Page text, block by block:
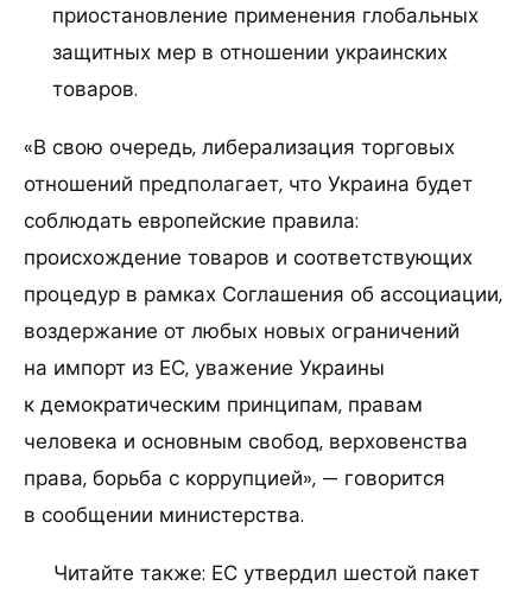
приостановление применения глобальных
защитных мер в отношении украинских
товаров.
«В свою очередь, либерализация торговых
отношений предполагает, что Украина будет
соблюдать европейские правила:
происхождение товаров и соответствующих
процедур в рамках Соглашения об ассоциации,
воздержание от любых новых ограничений
на импорт из ЕС, уважение Украины
к демократическим принципам, правам
человека и основным свобод, верховенства
права, борьба с коррупцией», — говорится
в сообщении министерства.
Читайте также: ЕС утвердил шестой пакет